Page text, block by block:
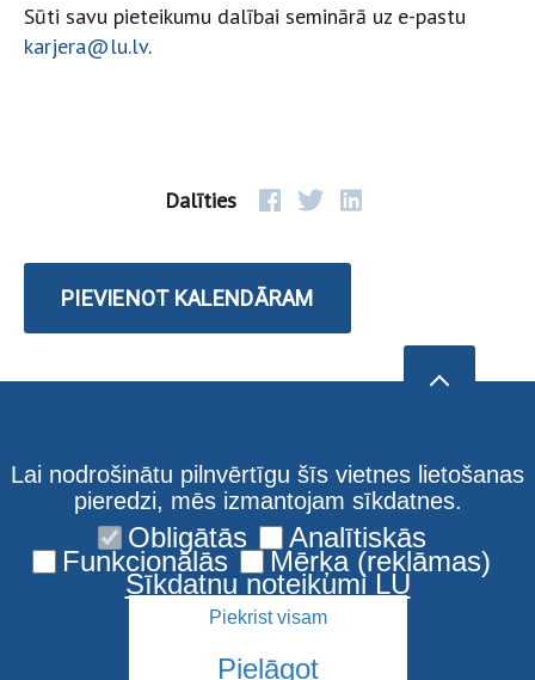
Sūti savu pieteikumu dalībai seminārā uz e-pastu
karjera@lu.lv.
Dalīties
PIEVIENOT KALENDĀRAM
Lai nodrošinātu pilnvērtīgu šīs vietnes lietošanas
pieredzi, mēs izmantojam sīkdatnes.
Obligātās Analītiskās
Funkcionālās Mērķa (reklāmas)
Sīkdatņu noteikumi LU
Piekrist visam
Pielāgot